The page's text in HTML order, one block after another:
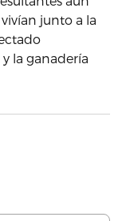
junto a la
la ganadería